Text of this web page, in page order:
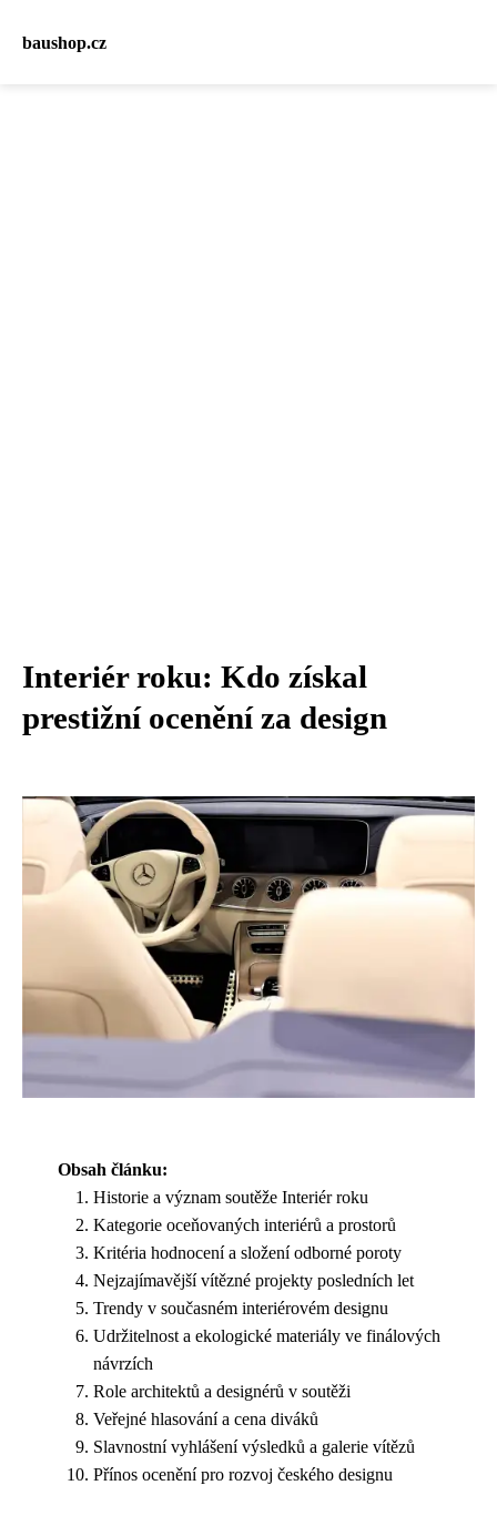
baushop.cz
Interiér roku: Kdo získal
prestižní ocenění za design
Obsah článku:
Historie a význam soutěže Interiér roku
Kategorie oceňovaných interiérů a prostorů
Kritéria hodnocení a složení odborné poroty
Nejzajímavější vítězné projekty posledních let
Trendy v současném interiérovém designu
Udržitelnost a ekologické materiály ve finálových
návrzích
Role architektů a designérů v soutěži
Veřejné hlasování a cena diváků
Slavnostní vyhlášení výsledků a galerie vítězů
Přínos ocenění pro rozvoj českého designu